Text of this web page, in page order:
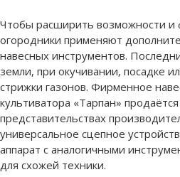
Чтобы расширить возможности и
огородники применяют
навесных инструментов.
земли, при окучивании, посадке
стрижки газонов. Фирменное
культиватора «Тарпан»
представительствах
универсальное сцепное
аппарат с аналогичными
для схожей техники.